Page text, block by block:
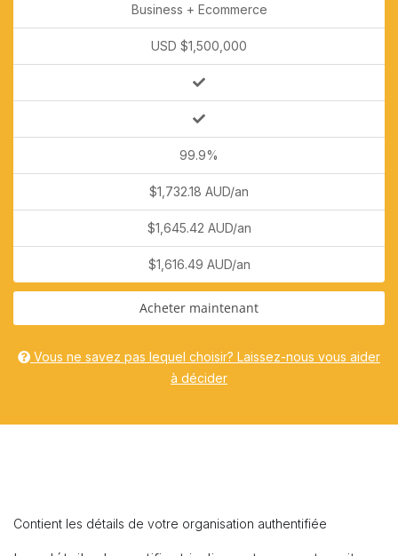
Business + Ecommerce
USD $1,500,000
99.9%
$1,732.18 AUD/an
$1,645.42 AUD/an
$1,616.49 AUD/an
Acheter maintenant
Vous ne savez pas lequel choisir? Laissez-nous vous aider
à décider
Contient les détails de votre organisation authentifiée